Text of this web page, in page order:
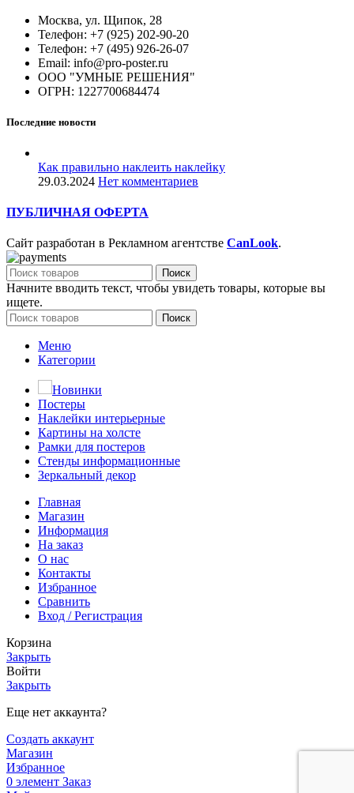
Москва, ул. Щипок, 28
Телефон: +7 (925) 202-90-20
Телефон: +7 (495) 926-26-07
Email: info@pro-poster.ru
ООО "УМНЫЕ РЕШЕНИЯ"
ОГРН: 1227700684474
Последние новости
Как правильно наклеить наклейку
29.03.2024 Нет комментариев
ПУБЛИЧНАЯ ОФЕРТА
Сайт разработан в Рекламном агентстве CanLook.
Поиск
Начните вводить текст, чтобы увидеть товары, которые вы
ищете.
Поиск
Меню
Категории
Новинки
Постеры
Наклейки интерьерные
Картины на холсте
Рамки для постеров
Стенды информационные
Зеркальный декор
Главная
Магазин
Информация
На заказ
О нас
Контакты
Избранное
Сравнить
Вход / Регистрация
Корзина
Закрыть
Войти
Закрыть
Еще нет аккаунта?
Создать аккаунт
Магазин
Избранное
0 элемент Заказ